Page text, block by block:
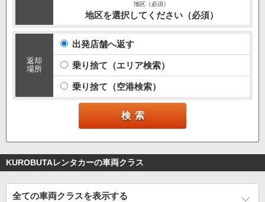
地区を選択してください（必須）
返却
場所
出発店舗へ返す
乗り捨て（エリア検索）
乗り捨て（空港検索）
KUROBUTAレンタカーの車両クラス
全ての車両クラスを表示する